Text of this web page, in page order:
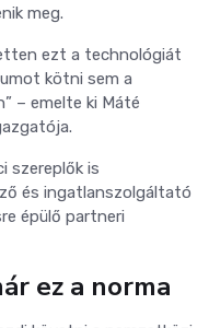
meg.
ezt a technológiát
kötni sem a
– emelte ki Máté
szereplők is
és ingatlanszolgáltató
épülő partneri
ez a norma